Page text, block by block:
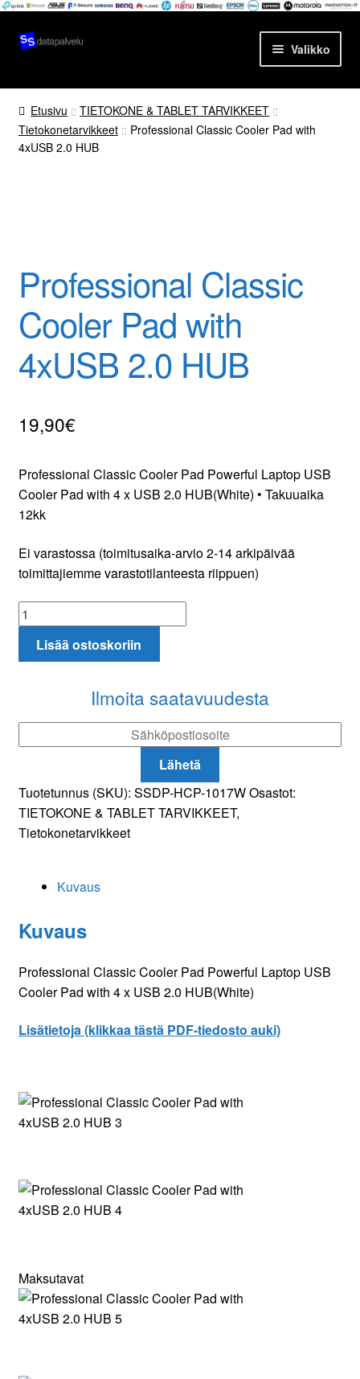
Siirry
Siirry
Valikko
Etusivu
Tuotteet
Yhteydenotto
Oma tili
Etusivu
TIETOKONE & TABLET TARVIKKEET
Tietokonetarvikkeet
Professional Classic Cooler Pad with
4xUSB 2.0 HUB
Professional Classic
Cooler Pad with
4xUSB 2.0 HUB
19,90€
Professional Classic Cooler Pad Powerful Laptop USB
Cooler Pad with 4 x USB 2.0 HUB(White) • Takuuaika
12kk
Ei varastossa (toimitusaika-arvio 2-14 arkipäivää
toimittajiemme varastotilanteesta riippuen)
Professional
Classic
Cooler
HUB
Lisää ostoskoriin
Ilmoita saatavuudesta
Lähetä
Tuotetunnus (SKU): SSDP-HCP-1017WOsastot:
TIETOKONE & TABLET TARVIKKEET,
Tietokonetarvikkeet
Kuvaus
Kuvaus
Professional Classic Cooler Pad Powerful Laptop USB
Cooler Pad with 4 x USB 2.0 HUB(White)
Lisätietoja (klikkaa tästä PDF-tiedosto auki)
Maksutavat